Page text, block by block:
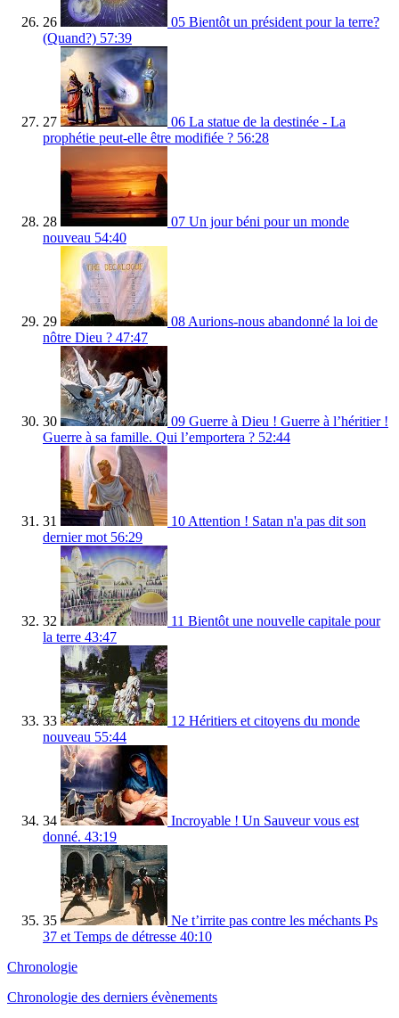
26
05 Bientôt un président pour la terre?
(Quand?) 57:39
27
06 La statue de la destinée - La
prophétie peut-elle être modifiée ? 56:28
28
07 Un jour béni pour un monde
nouveau 54:40
29
08 Aurions-nous abandonné la loi de
nôtre Dieu ? 47:47
30
09 Guerre à Dieu ! Guerre à l’héritier !
Guerre à sa famille. Qui l’emportera ? 52:44
31
10 Attention ! Satan n'a pas dit son
dernier mot 56:29
32
11 Bientôt une nouvelle capitale pour
la terre 43:47
33
12 Héritiers et citoyens du monde
nouveau 55:44
34
Incroyable ! Un Sauveur vous est
donné. 43:19
35
Ne t’irrite pas contre les méchants Ps
37 et Temps de détresse 40:10
Chronologie
Chronologie des derniers évènements